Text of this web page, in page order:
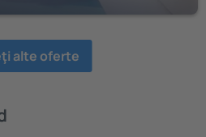
alte oferte